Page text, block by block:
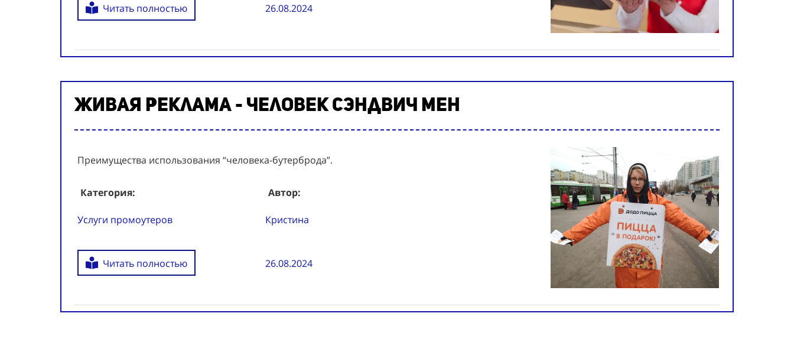
Читать полностью 26.08.2024
Живая реклама - человек сэндвич мен
Преимущества использования “человека-бутерброда”.
Категория:
Услуги промоутеров
Автор:
Кристина
Читать полностью 26.08.2024